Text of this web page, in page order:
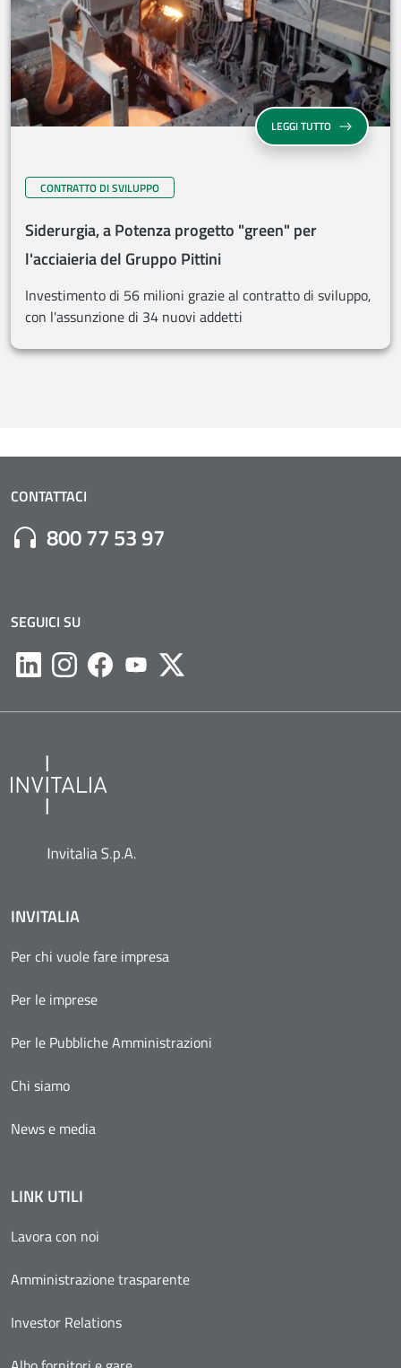
LEGGI TUTTO
CONTRATTO DI SVILUPPO
Siderurgia, a Potenza progetto "green" per
l'acciaieria del Gruppo Pittini
Investimento di 56 milioni grazie al contratto di sviluppo,
con l'assunzione di 34 nuovi addetti
CONTATTACI
Numero di Telefono:
800 77 53 97
SEGUICI SU
LikedinInstagramFacebookYoutubeTwitter
INVITALIA
Per chi vuole fare impresa
Per le imprese
Per le Pubbliche Amministrazioni
Chi siamo
News e media
LINK UTILI
Lavora con noi
Amministrazione trasparente
Investor Relations